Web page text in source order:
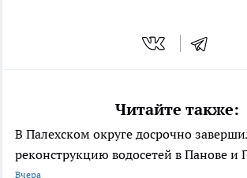
Читайте также:
В Палехском округе досрочно
реконструкцию водосетей в Панове и
Вчера